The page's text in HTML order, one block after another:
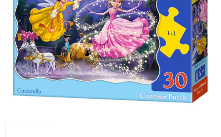
hvězdiček.